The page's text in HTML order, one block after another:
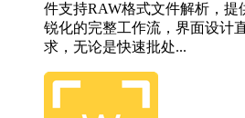
件支持RAW格式文件解析，提
锐化的完整工作流，界面设计
求，无论是快速批处...